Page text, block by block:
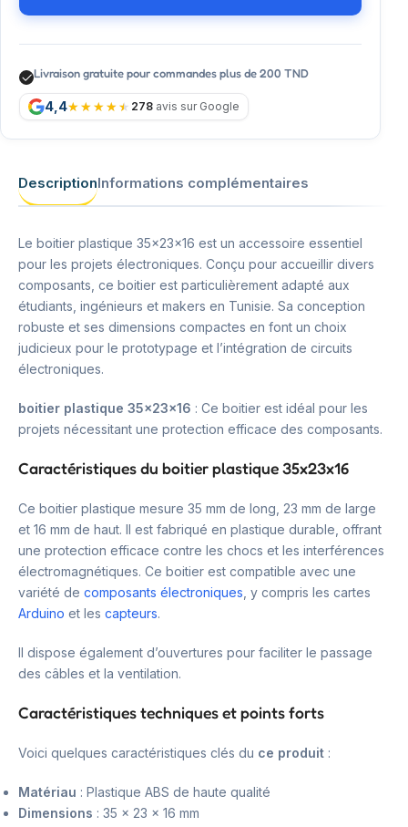
Livraison gratuite pour commandes plus de 200 TND
4,4 278 avis sur Google
DescriptionInformations complémentaires
Le boitier plastique 35x23x16 est un accessoire essentiel
pour les projets électroniques. Conçu pour accueillir divers
composants, ce boitier est particulièrement adapté aux
étudiants, ingénieurs et makers en Tunisie. Sa conception
robuste et ses dimensions compactes en font un choix
judicieux pour le prototypage et l’intégration de circuits
électroniques.
boitier plastique 35x23x16 : Ce boitier est idéal pour les
projets nécessitant une protection efficace des composants.
Caractéristiques du boitier plastique 35x23x16
Ce boitier plastique mesure 35 mm de long, 23 mm de large
et 16 mm de haut. Il est fabriqué en plastique durable, offrant
une protection efficace contre les chocs et les interférences
électromagnétiques. Ce boitier est compatible avec une
variété de composants électroniques , y compris les cartes
Arduino et les capteurs.
Il dispose également d’ouvertures pour faciliter le passage
des câbles et la ventilation.
Caractéristiques techniques et points forts
Voici quelques caractéristiques clés du ce produit :
Matériau : Plastique ABS de haute qualité
Dimensions : 35 x 23 x 16 mm